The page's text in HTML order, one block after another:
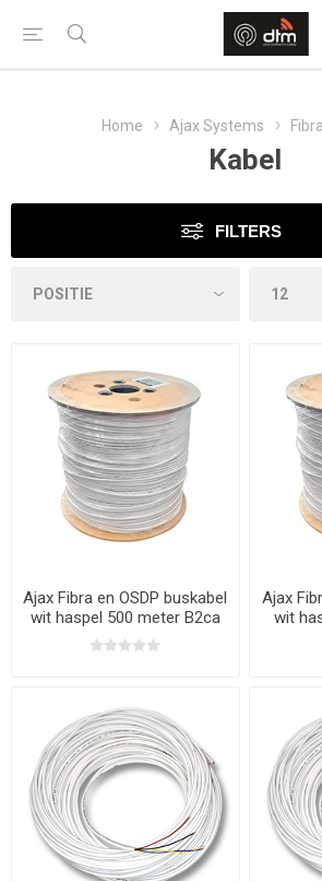
Home Ajax Systems Fibra
Kabel
FILTERS
Ajax Fibra en OSDP buskabel
wit haspel 500 meter B2ca
Ajax
wit